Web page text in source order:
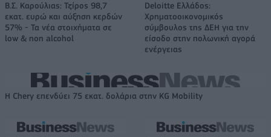
Β.Σ. Καρούλιας: Τζίρος 98,7
εκατ. ευρώ και αύξηση κερδών
57% - Τα νέα στοιχήματα σε
low & non alcohol
Deloitte Ελλάδος:
Χρηματοοικονομικός
σύμβουλος της ΔΕΗ για την
είσοδο στην πολωνική αγορά
ενέργειας
Η Chery επενδύει 75 εκατ. δολάρια στην KG Mobility